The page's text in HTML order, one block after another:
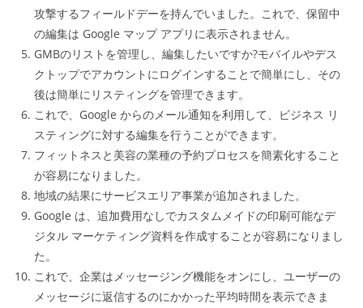
攻撃するフィールドデーを持んでいました。これで、保留中
の編集は Google マップ アプリに表示されません。
GMBのリストを管理し、編集したいですか?モバイルやデス
クトップでアカウントにログインすることで簡単にし、その
後は簡単にリスティングを管理できます。
これで、Google からのメール通知を利用して、ビジネス リ
スティングに対する編集を行うことができます。
フィットネスと美容の業種の予約プロセスを簡素化すること
が容易になりました。
地域の結果にサービスエリア事業が追加されました。
Google は、追加費用なしでカスタムメイドの印刷可能なデ
ジタル マーケティング資料を作成することが容易になりまし
た。
これで、企業はメッセージング機能をオンにし、ユーザーの
メッセージに返信するのにかかった平均時間を表示できま